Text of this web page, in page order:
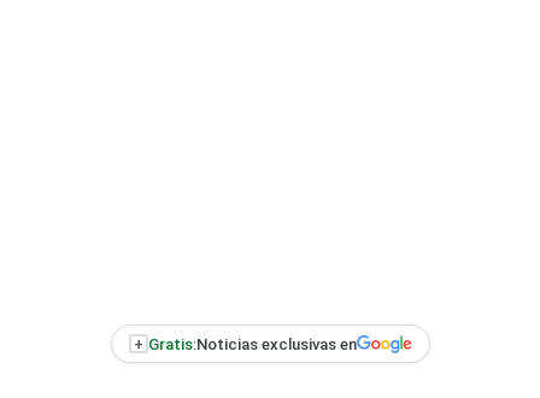
+ Gratis:Noticias exclusivas en